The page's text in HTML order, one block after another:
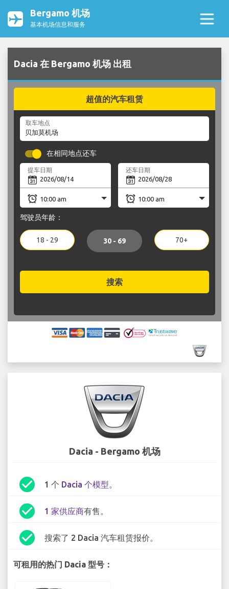
Bergamo 机场
基本机场信息和服务
Dacia 在 Bergamo 机场 出租
超值的汽车租赁
取车地点
在相同地点还车
提车日期 还车日期
驾驶员年龄：
18 - 29 30 - 69 70+
搜索
Dacia - Bergamo 机场
check_circle 1 个 Dacia 个模型。
check_circle 1 家供应商有售。
check_circle 搜索了 2 Dacia 汽车租赁报价。
可租用的热门 Dacia 型号：